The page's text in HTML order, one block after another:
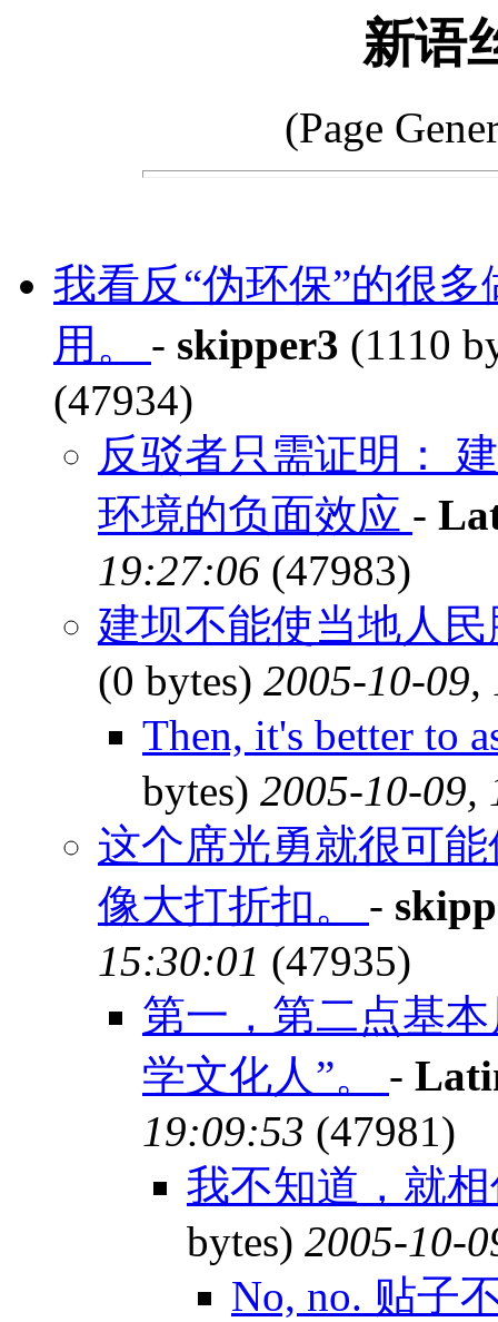
新语
(Page
我看反“伪环保”的很
用。 - skipper3 (1110
(47934)
反驳者只需证明：
环境的负面效应 -
19:27:06 (47983)
建坝不能使当地人
(0 bytes) 2005-10-09,
Then, it's better to
bytes) 2005-10-09,
这个席光勇就很可
像大打折扣。 -
15:30:01 (47935)
第一，第二点基
学文化人”。 -
19:09:53 (47981)
我不知道，就
bytes) 2005-10-
No, no. 贴子